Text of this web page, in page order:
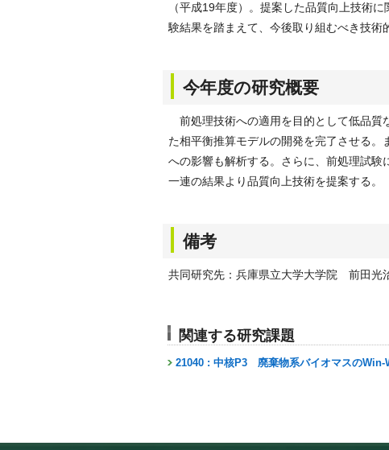
（平成19年度）。提案した品質向上技術
験結果を踏まえて、今後取り組むべき技術
今年度の研究概要
前処理技術への適用を目的として低品質
た相平衡推算モデルの開発を完了させる
への影響も解析する。さらに、前処理試験
一連の結果より品質向上技術を提案する。
備考
共同研究先：兵庫県立大学大学院 前田光
関連する研究課題
21040 : 中核P3 廃棄物系バイオマスのWin-